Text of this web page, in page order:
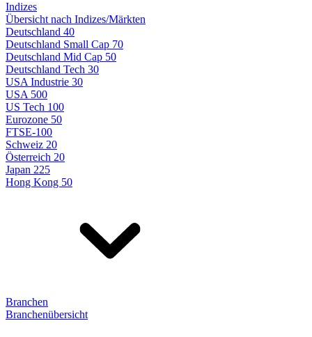
Indizes
Übersicht nach Indizes/Märkten
Deutschland 40
Deutschland Small Cap 70
Deutschland Mid Cap 50
Deutschland Tech 30
USA Industrie 30
USA 500
US Tech 100
Eurozone 50
FTSE-100
Schweiz 20
Österreich 20
Japan 225
Hong Kong 50
Branchen
Branchenübersicht